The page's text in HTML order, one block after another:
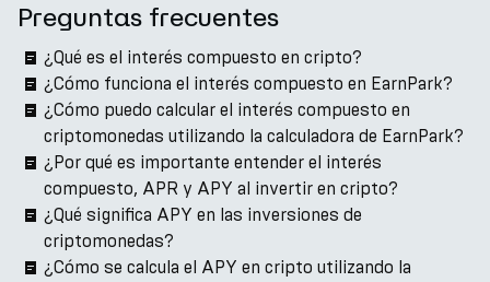
Preguntas frecuentes
¿Qué es el interés compuesto en cripto?
¿Cómo funciona el interés compuesto en EarnPark?
¿Cómo puedo calcular el interés compuesto en
criptomonedas utilizando la calculadora de EarnPark?
¿Por qué es importante entender el interés
compuesto, APR y APY al invertir en cripto?
¿Qué significa APY en las inversiones de
criptomonedas?
¿Cómo se calcula el APY en cripto utilizando la